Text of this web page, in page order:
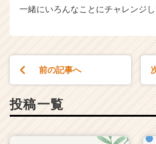
一緒にいろんなことにチャレンジ
前の記事へ
投稿一覧